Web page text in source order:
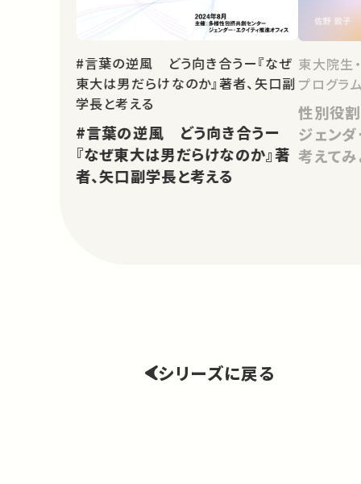
#言葉の逆風 どう向き合うー『なぜ
東大は男だらけなのか』著者、矢口副
学長と考える
#言葉の逆風 どう向き合うー
『なぜ東大は男だらけなのか』著
者、矢口副学長と考える
東大院生
プログラ
性別役
ジェン
考えて
シリーズに戻る